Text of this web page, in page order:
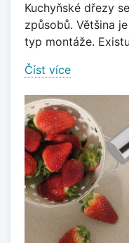
Kuchyňské dřezy
způsobů. Většina
typ montáže.
Číst více